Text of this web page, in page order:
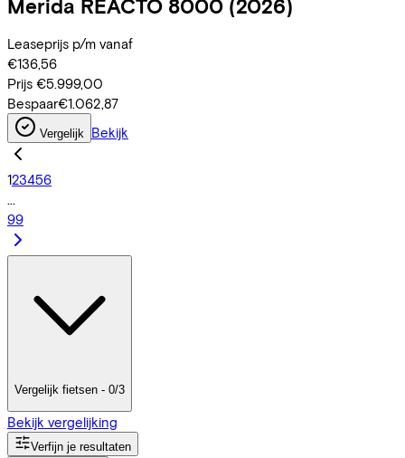
Merida REACTO 8000 (2026)
Leaseprijs p/m vanaf
€136,56
Prijs €5.999,00
Bespaar€1.062,87
Vergelijk Bekijk
123456
...
99
Vergelijk fietsen - 0/3
Bekijk vergelijking
Verfijn je resultaten